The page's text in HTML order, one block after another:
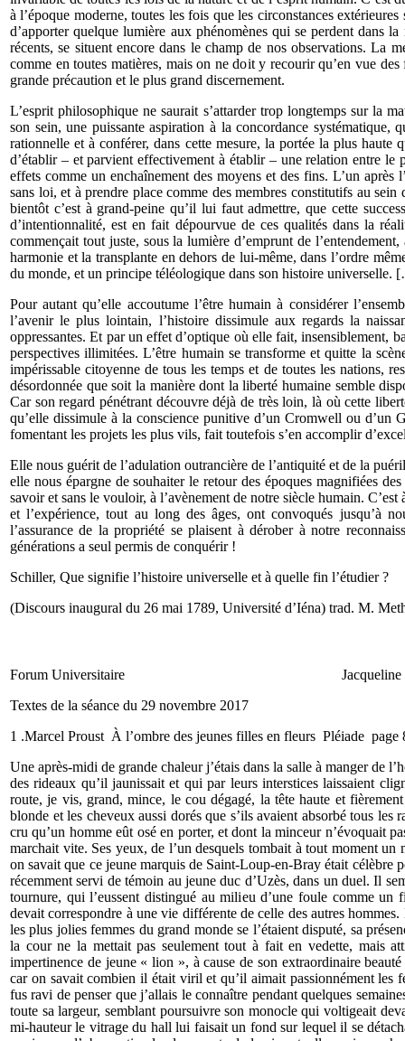
à l’époque moderne, toutes les fois que les circonstances
d’apporter quelque lumière aux phénomènes qui se perdent dans
récents, se situent encore dans le champ de nos observations. La
comme en toutes matières, mais on ne doit y recourir qu’en vue
grande précaution et le plus grand discernement.
L’esprit philosophique ne saurait s’attarder trop longtemps sur la
son sein, une puissante aspiration à la concordance
ration­nelle et à conférer, dans cette mesure, la portée la plus haute
d’établir – et parvient effectivement à établir – une relation entre le
effets comme un enchaînement des moyens et des fins. L’un
sans loi, et à prendre place comme des membres constitutifs au
bientôt c’est à grand-peine qu’il lui faut admettre, que cette
d’intentionnalité, est en fait dépourvue de ces qualités dans la
commençait tout juste, sous la lumière d’emprunt de
harmonie et la transplante en dehors de lui-même, dans l’ordre
du monde, et un principe téléologique dans son histoire universelle.
Pour autant qu’elle accoutume l’être humain à considérer
l’avenir le plus lointain, l’histoire dissimule aux regards la
oppressantes. Et par un effet d’optique où elle fait, insensiblement,
perspectives illimitées. L’être humain se transforme et quitte la
impérissable citoyenne de tous les temps et de toutes les nations,
désordonnée que soit la manière dont la liberté humaine semble
Car son regard pénétrant découvre déjà de très loin, là où cette
qu’elle dissimule à la conscience punitive d’un Cromwell ou d’un
fomentant les projets les plus vils, fait toutefois s’en accomplir
Elle nous guérit de l’adulation outrancière de l’antiquité et de la
elle nous épargne de souhaiter le retour des époques magnifiées
savoir et sans le vouloir, à l’avènement de notre siècle humain.
et l’expérience, tout au long des âges, ont convoqués jusqu’à
l’assurance de la propriété se plaisent à dérober à notre
générations a seul permis de conquérir !
Schiller, Que signifie l’histoire universelle et à quelle fin l’étudier ?
(Discours inaugural du 26 mai 1789, Université d’Iéna) trad. M.
Forum Universitaire Jacqueline
Textes de la séance du 29 novembre 2017
1 .Marcel Proust À l’ombre des jeunes filles en fleurs Pléiade page
Une après-midi de grande chaleur j’étais dans la salle à manger de
des rideaux qu’il jaunissait et qui par leurs interstices laissaient
route, je vis, grand, mince, le cou dégagé, la tête haute et
blonde et les cheveux aussi dorés que s’ils avaient absorbé tous
cru qu’un homme eût osé en porter, et dont la minceur n’évoquait
marchait vite. Ses yeux, de l’un desquels tombait à tout moment
on savait que ce jeune marquis de Saint-Loup-en-Bray était célèbre
récemment servi de témoin au jeune duc d’Uzès, dans un duel. Il
tournure, qui l’eussent distingué au milieu d’une foule comme un
devait correspondre à une vie différente de celle des autres
les plus jolies femmes du grand monde se l’étaient disputé, sa
la cour ne la mettait pas seulement tout à fait en vedette, mais
impertinence de jeune « lion », à cause de son extraordinaire
car on savait combien il était viril et qu’il aimait passionnément les
fus ravi de penser que j’allais le connaître pendant quelques
toute sa largeur, semblant poursuivre son monocle qui voltigeait
mi-hauteur le vitrage du hall lui faisait un fond sur lequel il se